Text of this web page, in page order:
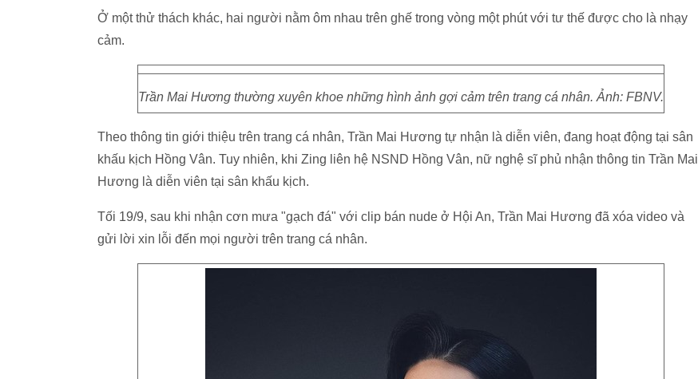
Ở một thử thách khác, hai người nằm ôm nhau trên ghế trong vòng một phút với tư thế được cho là nhạy
cảm.
Trần Mai Hương thường xuyên khoe những hình ảnh gợi cảm trên trang cá nhân. Ảnh: FBNV.
Theo thông tin giới thiệu trên trang cá nhân, Trần Mai Hương tự nhận là diễn viên, đang hoạt động tại sân
khấu kịch Hồng Vân. Tuy nhiên, khi Zing liên hệ NSND Hồng Vân, nữ nghệ sĩ phủ nhận thông tin Trần Mai
Hương là diễn viên tại sân khấu kịch.
Tối 19/9, sau khi nhận cơn mưa "gạch đá" với clip bán nude ở Hội An, Trần Mai Hương đã xóa video và
gửi lời xin lỗi đến mọi người trên trang cá nhân.